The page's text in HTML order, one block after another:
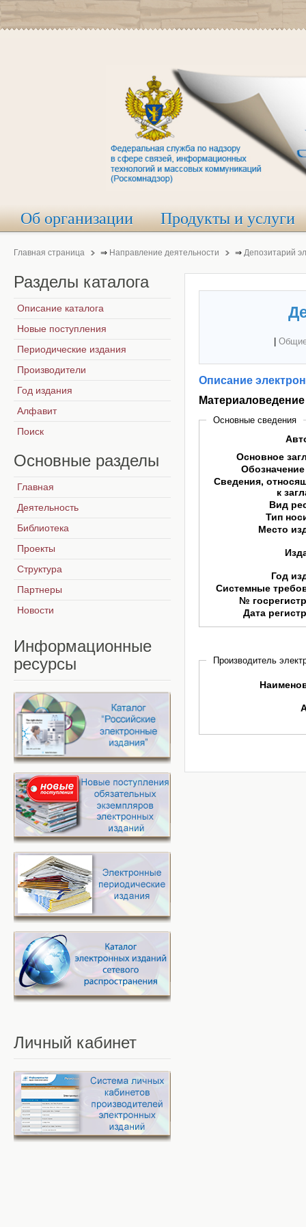
Об организации Продукты и услуги
Главная страница ⇒ Направление деятельности ⇒ Депозитарий
Описание
Материаловедение
Основные сведения
Основное
Сведения,
к
Вид
Тип
Место
Год
Системные
№
Дата
Производитель
Разделы каталога
Описание каталога
Новые поступления
Периодические издания
Производители
Год издания
Алфавит
Поиск
Основные разделы
Главная
Деятельность
Библиотека
Проекты
Структура
Партнеры
Новости
Информационные
ресурсы
Личный кабинет